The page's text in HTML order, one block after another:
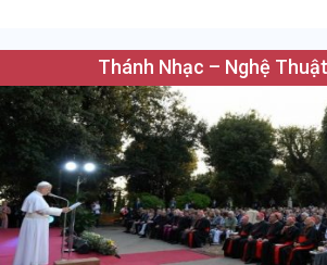
Thánh Nhạc – Nghệ